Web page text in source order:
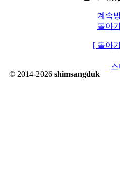
계속
돌아
[ 돌아
© 2014-2026 shimsangduk